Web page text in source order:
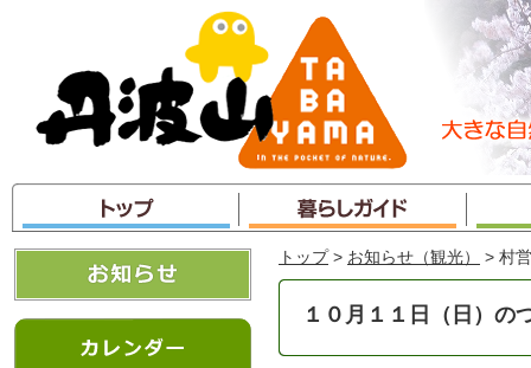
ャ
ン
プ
トップ > お知らせ（観光） > 村
１０月１１日（日）の